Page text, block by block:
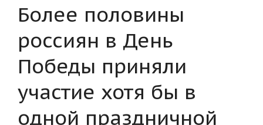
Более половины
россиян в День
Победы приняли
участие хотя бы в
одной праздничной